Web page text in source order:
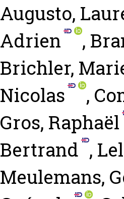
Augusto,
Adrien
,
Brichler,
Nicolas
,
Gros, Raphaël
Bertrand ,
Meulemans,